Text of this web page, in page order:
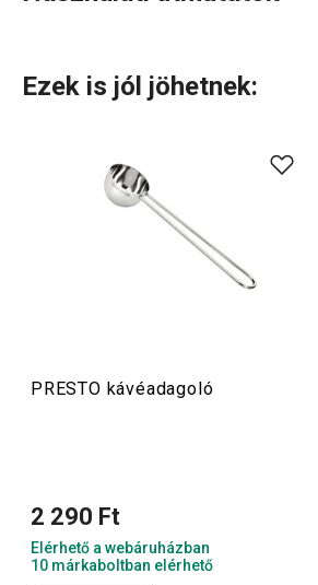
Ezek is jól jöhetnek:
PRESTO kávéadagoló
2 290 Ft
Elérhető a webáruházban
10 márkaboltban elérhető